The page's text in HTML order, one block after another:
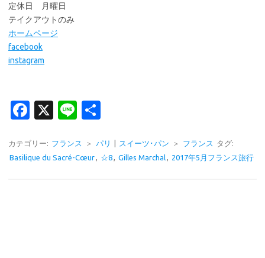
定休日 月曜日
テイクアウトのみ
ホームページ
facebook
instagram
Fa
e
b
X
Li
e
カテゴリー: フランス ＞ パリ | スイーツ･パン ＞ フランス
タグ:
Basilique du Sacré-Cœur, ☆8, Gilles Marchal, 2017年5月フランス旅行